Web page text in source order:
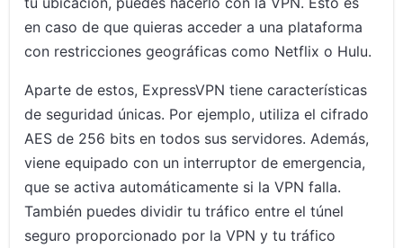
en caso de que quieras acceder a una plataforma
con restricciones geográficas como Netflix o Hulu.
Aparte de estos, ExpressVPN tiene características
de seguridad únicas. Por ejemplo, utiliza el cifrado
AES de 256 bits en todos sus servidores. Además,
viene equipado con un interruptor de emergencia,
que se activa automáticamente si la VPN falla.
También puedes dividir tu tráfico entre el túnel
seguro proporcionado por la VPN y tu tráfico